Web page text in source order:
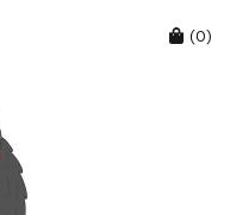
Cart
(0)